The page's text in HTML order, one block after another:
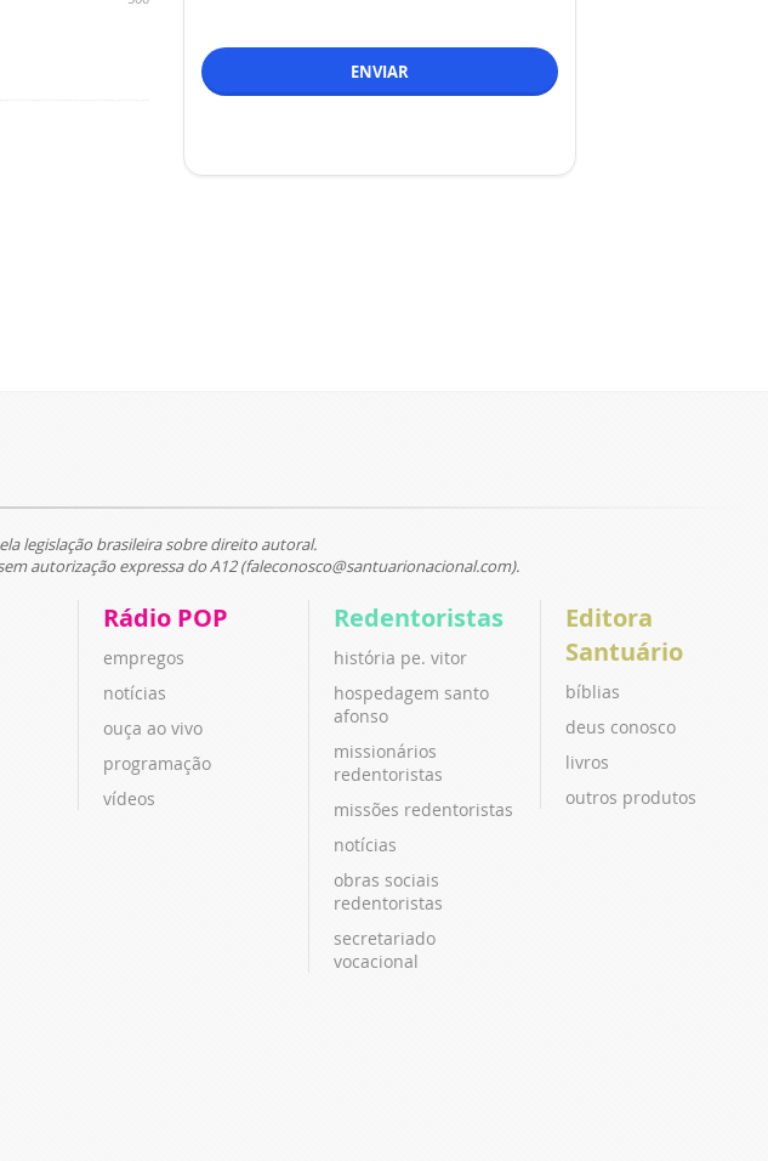
ENVIAR
legislação brasileira sobre direito autoral.
autorização expressa do A12 (faleconosco@santuarionacional.com).
Rádio POP
empregos
notícias
ouça ao vivo
programação
vídeos
Redentoristas
história pe. vitor
hospedagem santo
afonso
missionários
redentoristas
missões redentoristas
notícias
obras sociais
redentoristas
secretariado
vocacional
Editora
Santuário
bíblias
deus conosco
livros
outros produtos